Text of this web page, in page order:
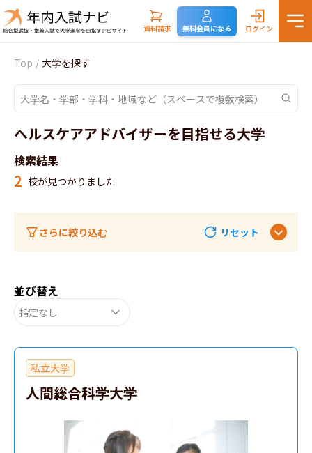
資料請求 無料会員になる ログイン
Top / 大学を探す
ヘルスケアアドバイザーを目指せる大学
検索結果
2 校が見つかりました
さらに絞り込む リセット
並び替え
指定なし
私立大学
人間総合科学大学